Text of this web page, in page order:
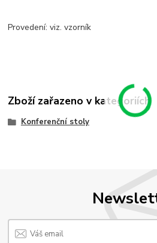
Provedení: viz. vzorník
Zboží zařazeno v kategoriích
Konferenční stoly